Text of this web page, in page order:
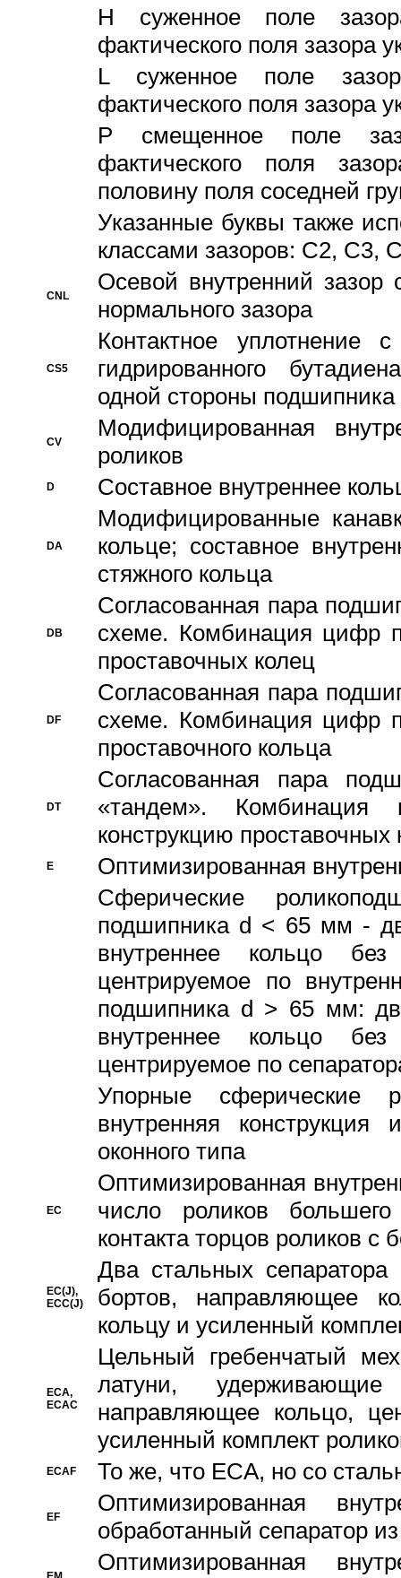
H суженное поле
фактического поля зазора
L суженное поле
фактического поля зазора
P смещенное поле
фактического поля
половину поля соседней
Указанные буквы также
классами зазоров: С2,
CNL
Осевой внутренний зазор
нормального зазора
CS5
Контактное уплотнение
гидрированного
одной стороны подшипника
CV
Модифицированная
роликов
D Составное внутреннее
DA
Модифицированные
кольце; составное
стяжного кольца
DB
Согласованная пара
схеме. Комбинация цифр
проставочных колец
DF
Согласованная пара
схеме. Комбинация цифр
проставочного кольца
DT
Согласованная пара
«тандем».
конструкцию проставочных
E
Оптимизированная
Сферические
подшипника d < 65 мм -
внутреннее кольцо
центрируемое по
подшипника d > 65 мм:
внутреннее кольцо
центрируемое по
Упорные сферические
внутренняя
оконного типа
EC
Oптимизированная
число роликов
контакта торцов роликов с
EC(J),
ECC(J)
Два стальных сепаратора
бортов, направляющее
кольцу и усиленный
ECA,
ECAC
Цельный гребенчатый
латуни,
направляющее кольцо,
усиленный комплект
ECAF То же, что ECA, но со
EF
Оптимизированная
обработанный сепаратор
Оптимизированная